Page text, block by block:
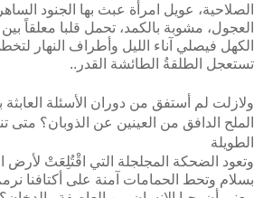
الصلاحية، عويل امرأة عبث بها الجنود
العجول، مشوبة بالكمد، تحمل قلبا معلقاً بين
الكهل فيصلي آناء الليل وأطراف النهار
تستعجل الطلقةُ الطائشة القدر..
ولازلت لم أستفق من دوران الأسئلة
الملح الدافق من العينين عن الذوبان؟ متى
الطويلة
وتعود الضحكة المجلجلة التي اقْتُلِعَتْ لأرض
بسلام وتحط الحمامات آمنة على أكتافنا